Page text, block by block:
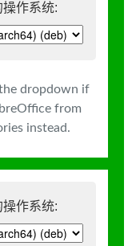
作系统:
dropdown if
from
instead.
作系统: